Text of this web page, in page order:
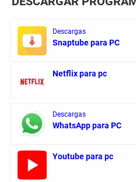
Descargas
Snaptube para PC
Netflix para pc
Descargas
WhatsApp para PC
Youtube para pc